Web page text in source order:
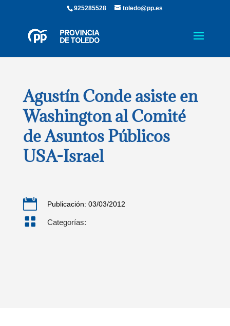
925285528 toledo@pp.es
Agustín Conde asiste en
Washington al Comité
de Asuntos Públicos
USA-Israel
 Publicación: 03/03/2012
 Categorías: